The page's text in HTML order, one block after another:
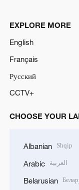
EXPLORE MORE
English
Français
Русский
CCTV+
CHOOSE YOUR
Albanian Shqip
Arabic العربية
Belarusian